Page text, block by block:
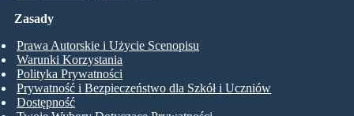
Zasady
Prawa Autorskie i Użycie Scenopisu
Warunki Korzystania
Polityka Prywatności
Prywatność i Bezpieczeństwo dla Szkół i Uczniów
Dostępność